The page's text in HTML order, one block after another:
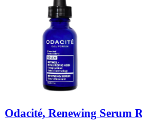
Odacité, Renewing Serum